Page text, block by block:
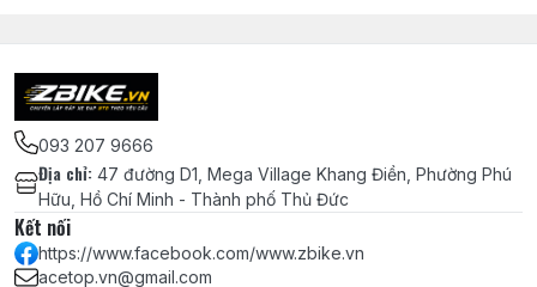
Phanh
Thắng đĩa dầu xe đạp Shimano MT200
- Chính hãng
Đĩa thắng SHIMANO SM-RT26 chính
hãng - 160mm
Bánh
Xe
Bánh bộ Zbike cối nổ chuẩn HG siêu
nhẹ - Bánh 29
093 207 9666
Địa chỉ: 47 đường D1, Mega Village Khang Điền, Phường Phú
Hữu, Hồ Chí Minh - Thành phố Thủ Đức
Kết nối
https://www.facebook.com/www.zbike.vn
acetop.vn@gmail.com